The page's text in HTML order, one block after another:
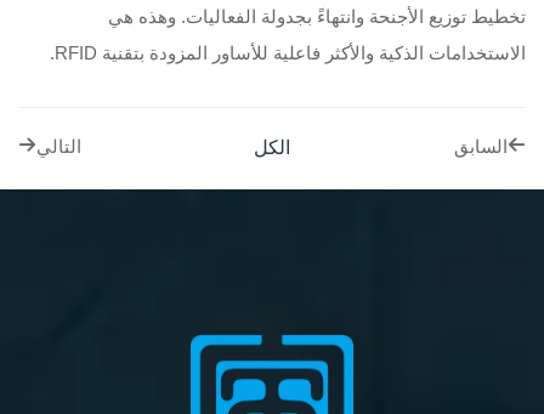
تخطيط توزيع الأجنحة وانتهاءً بجدولة الفعاليات. وهذه هي
الاستخدامات الذكية والأكثر فاعلية للأساور المزودة بتقنية RFID.
السابق الكل التالي